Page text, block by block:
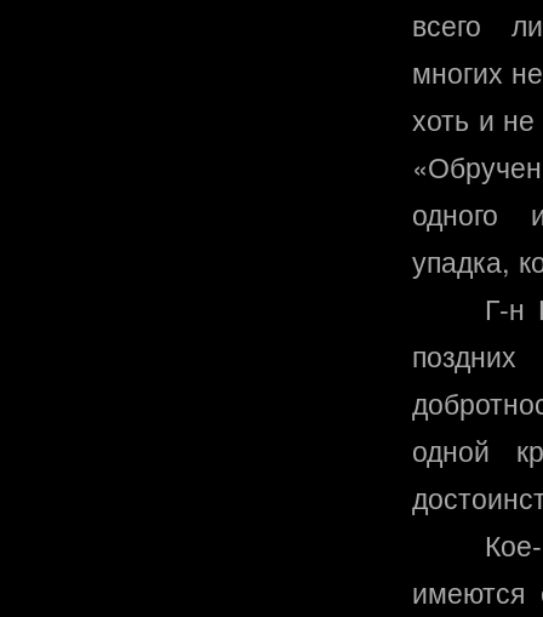
всего
многих
хоть и
одного
упадка,
Г-н
одной
имеются